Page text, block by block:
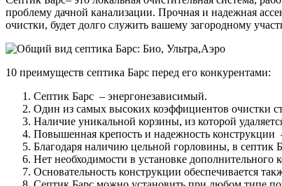
проблему дачной канализации. Прочная и надежная
очистки, будет долго служить вашему загородному
10 преимуществ септика Барс перед его конкурентами:
Септик Барс – энергонезависимый.
Один из самых высоких коэффициентов очистки
Наличие уникальной корзины, из которой
Повышенная крепость и надежность
Благодаря наличию цельной горловины, в септик
Нет необходимости в установке
Основательность конструкции обеспечивается